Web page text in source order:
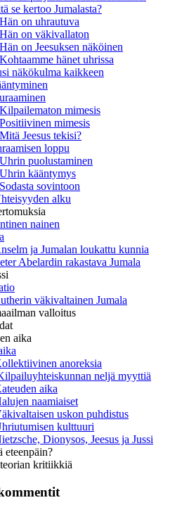
se kertoo Jumalasta?
Hän on uhrautuva
Hän on väkivallaton
Hän on Jeesuksen näköinen
Kohtaamme hänet uhrissa
näkökulma kaikkeen
Kilpailematon mimesis
Positiivinen mimesis
Mitä Jeesus tekisi?
loppu
Uhrin puolustaminen
Uhrin kääntymys
Sodasta sovintoon
alku
nainen
ja Jumalan loukattu kunnia
Abelardin rakastava Jumala
väkivaltainen Jumala
valloitus
aika
anoreksia
neljä myyttiä
aika
naamiaiset
uskon puhdistus
kulttuuri
Dionysos, Jeesus ja Jussi
eteenpäin?
kritiikkiä